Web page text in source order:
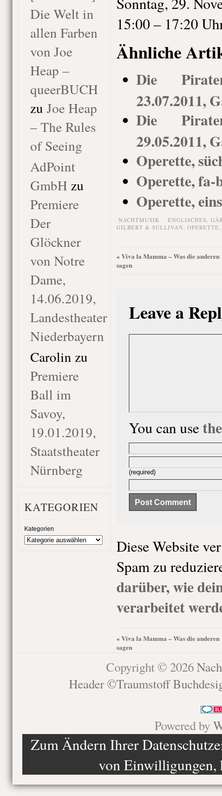
Die Welt in
allen Farben
von Joe
Heap –
queerBUCH
zu Joe Heap
– The Rules
of Seeing
AdPoint
GmbH zu
Premiere
Der
Glöckner
von Notre
Dame,
14.06.2019,
Landestheater
Niederbayern
Carolin zu
Premiere
Ball im
Savoy,
19.01.2019,
Staatstheater
Nürnberg
KATEGORIEN
Kategorien
15:00 – 17:20
Ähnliche
Die
23.07.2011,
Die
29.05.2011,
Operette,
Operette, fa-
Operette,
NACHTMUSIK ENGLISCHES,
GILBERT & SULLIVAN, OPERETTE
« Viva la Mamma – Was die anderen
sagen
Leave a
You can use
(required)
Diese Website
Spam zu
darüber, wie
verarbeitet
« Viva la Mamma – Was die anderen
sagen
Copyright © 2026
Header ©Traumstoff
Powered by
Zum Ändern Ihrer
von